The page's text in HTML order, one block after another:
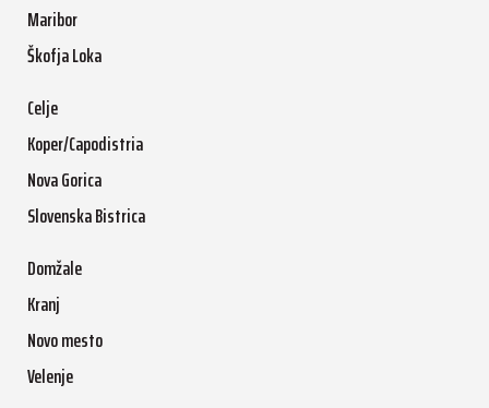
Maribor
Škofja Loka
Celje
Koper/Capodistria
Nova Gorica
Slovenska Bistrica
Domžale
Kranj
Novo mesto
Velenje